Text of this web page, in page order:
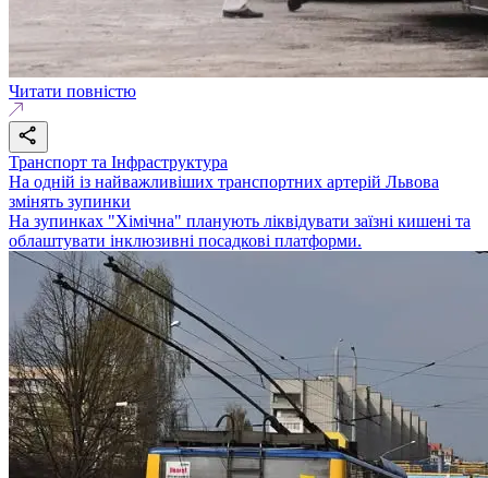
Читати повністю
Транспорт та Інфраструктура
На одній із найважливіших транспортних артерій Львова
змінять зупинки
На зупинках "Хімічна" планують ліквідувати заїзні кишені та
облаштувати інклюзивні посадкові платформи.